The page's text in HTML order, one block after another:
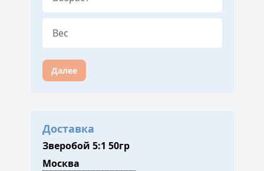
Далее
Доставка
Зверобой 5:1 50гр